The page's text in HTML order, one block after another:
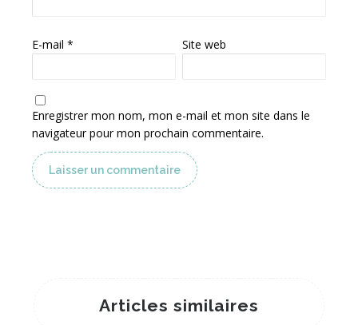
E-mail * Site web
Enregistrer mon nom, mon e-mail et mon site dans le
navigateur pour mon prochain commentaire.
Articles similaires